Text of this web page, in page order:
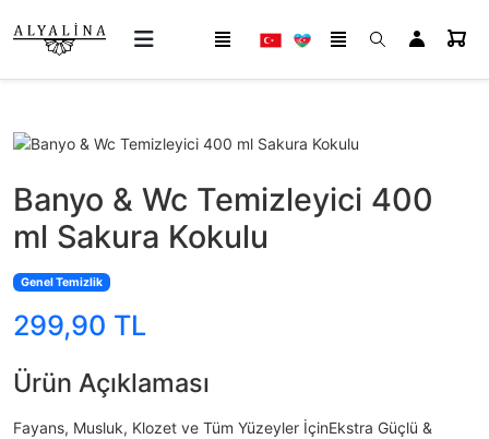
Banyo & Wc Temizleyici 400
ml Sakura Kokulu
Genel Temizlik
299,90 TL
Ürün Açıklaması
Fayans, Musluk, Klozet ve Tüm Yüzeyler İçinEkstra Güçlü &